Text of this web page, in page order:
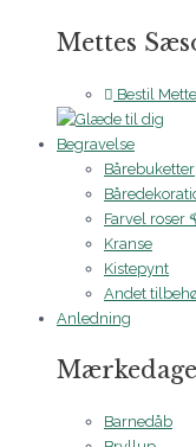
Mettes
Bestil
Begravelse
Bårebuketter
Farvel roser
Kranse
Kistepynt
Andet
Anledning
Mærkedage
Barnedåb